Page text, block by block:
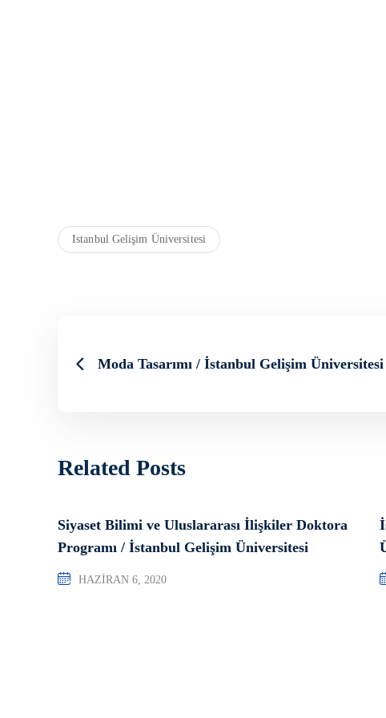
Istanbul Gelişim Üniversitesi
Moda Tasarımı / İstanbul Gelişim Üniversitesi
Related Posts
Siyaset Bilimi ve Uluslararası İlişkiler Doktora
Programı / İstanbul Gelişim Üniversitesi
HAZIRAN 6, 2020